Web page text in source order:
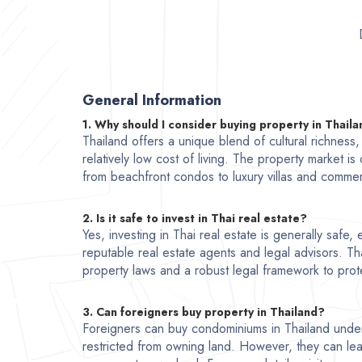
General Information
1. Why should I consider buying property in
Thailand offers a unique blend of cultural
relatively low cost of living. The property market
from beachfront condos to luxury villas and
2. Is it safe to invest in Thai real estate?
Yes, investing in Thai real estate is generally safe,
reputable real estate agents and legal advisors.
property laws and a robust legal framework to
3. Can foreigners buy property in Thailand?
Foreigners can buy condominiums in Thailand
restricted from owning land. However, they can